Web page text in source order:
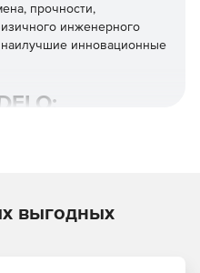
прочности,
инженерного
наилучшие инновационные
КЭ сетки CADFLO
для твердотельных и
выгодных